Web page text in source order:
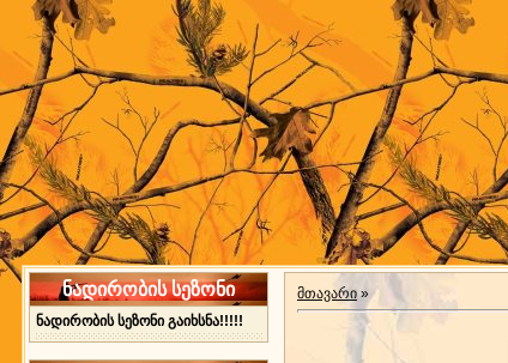
ნადირობის სეზონი
ნადირობის სეზონი გაიხსნა!!!!!
მთავარი »